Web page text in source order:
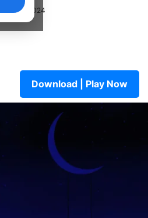
Maio, 2024
Via Email
Download | Play Now